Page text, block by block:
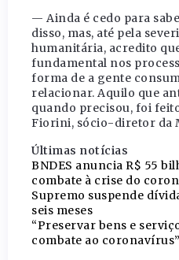
— Ainda é cedo para
disso, mas, até pela
humanitária, acredito
fundamental nos
forma de a gente
relacionar. Aquilo que
quando precisou, foi
Fiorini, sócio-diretor da
Últimas notícias
BNDES anuncia R$ 55
combate à crise do
Supremo suspende
seis meses
“Preservar bens e
combate ao coronavírus”